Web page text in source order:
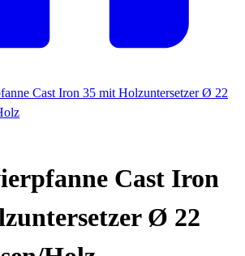
Cast Iron 35 mit Holzuntersetzer Ø 22
Cast Iron
Ø 22